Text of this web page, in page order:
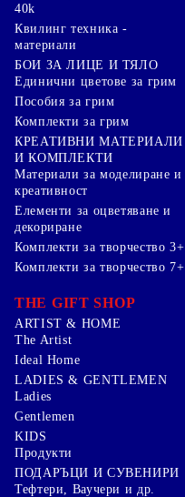
40k
Квилинг техника -
материали
БОИ ЗА ЛИЦЕ И ТЯЛО
Единични цветове за грим
Пособия за грим
Комплекти за грим
КРЕАТИВНИ МАТЕРИАЛИ
И КОМПЛЕКТИ
Mатериали за моделиране и
креативност
Елементи за оцветяване и
декориране
Комплекти за творчество 3+
Комплекти за творчество 7+
THE GIFT SHOP
ARTIST & HOME
The Artist
Ideal Home
LADIES & GENTLEMEN
Ladies
Gentlemen
KIDS
Продукти
ПОДАРЪЦИ И СУВЕНИРИ
Тефтери, Ваучери и др.